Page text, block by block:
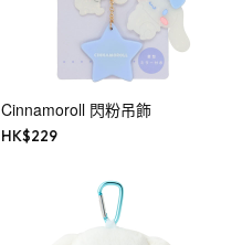
Cinnamoroll 閃粉吊飾
HK$229